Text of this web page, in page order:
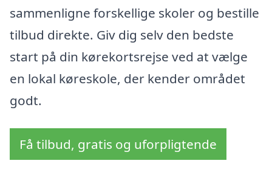
sammenligne forskellige skoler og bestille
tilbud direkte. Giv dig selv den bedste
start på din kørekortsrejse ved at vælge
en lokal køreskole, der kender området
godt.
Få tilbud, gratis og uforpligtende